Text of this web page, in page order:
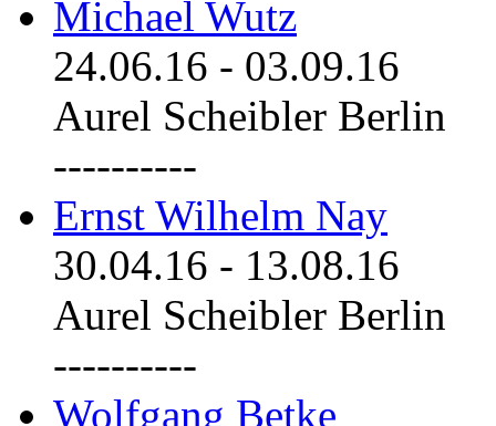
Michael Wutz
24.06.16 - 03.09.16
Aurel Scheibler Berlin
----------
Ernst Wilhelm Nay
30.04.16 - 13.08.16
Aurel Scheibler Berlin
----------
Wolfgang Betke